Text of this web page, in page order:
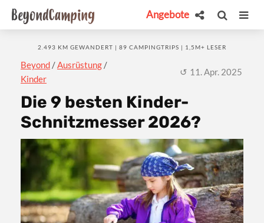
Angebote
Beyond /Ausrüstung /
Kinder
2.493 KM GEWANDERT | 89 CAMPINGTRIPS | 1,5M+ LESER
11. Apr. 2025
Die 9 besten Kinder-
Schnitzmesser 2026?